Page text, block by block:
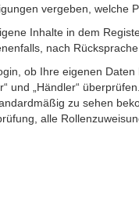
vergeben,
Inhalte in dem
nach
ob Ihre eigenen
und „Händler“
zu sehen
alle